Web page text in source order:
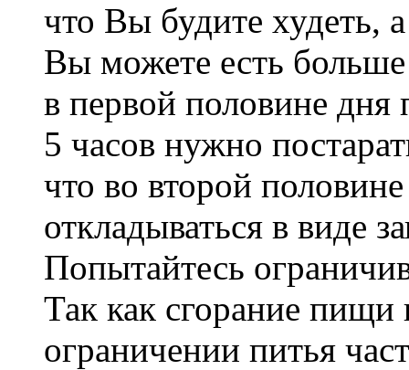
что Вы будите худеть,
Вы можете есть
в первой половине дня
5 часов нужно
что во второй
откладываться в виде
Попытайтесь
Так как сгорание
ограничении питья